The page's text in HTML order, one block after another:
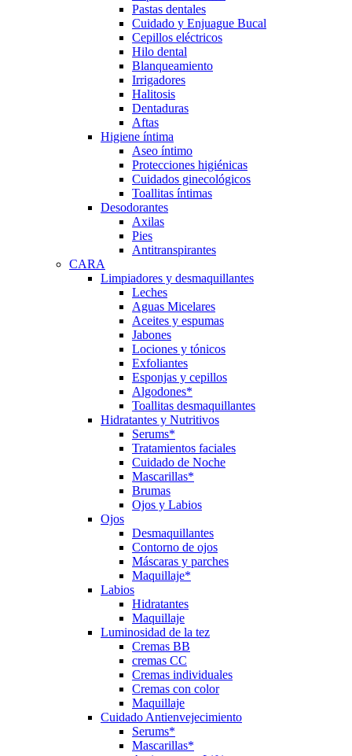
Pastas dentales
Cuidado y Enjuague Bucal
Cepillos eléctricos
Hilo dental
Blanqueamiento
Irrigadores
Halitosis
Dentaduras
Aftas
Higiene íntima
Aseo íntimo
Protecciones higiénicas
Cuidados ginecológicos
Toallitas íntimas
Desodorantes
Axilas
Pies
Antitranspirantes
CARA
Limpiadores y desmaquillantes
Leches
Aguas Micelares
Aceites y espumas
Jabones
Lociones y tónicos
Exfoliantes
Esponjas y cepillos
Algodones*
Toallitas desmaquillantes
Hidratantes y Nutritivos
Serums*
Tratamientos faciales
Cuidado de Noche
Mascarillas*
Brumas
Ojos y Labios
Ojos
Desmaquillantes
Contorno de ojos
Máscaras y parches
Maquillaje*
Labios
Hidratantes
Maquillaje
Luminosidad de la tez
Cremas BB
cremas CC
Cremas individuales
Cremas con color
Maquillaje
Cuidado Antienvejecimiento
Serums*
Mascarillas*